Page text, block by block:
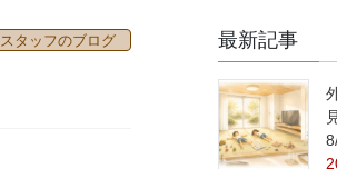
スタッフのブログ 最新記事